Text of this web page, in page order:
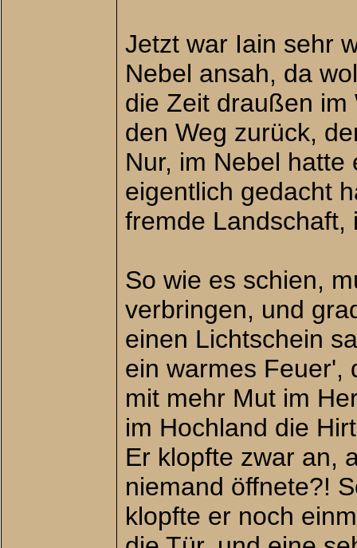
Jetzt war Iain sehr
Nebel ansah, da
die Zeit draußen im
den Weg zurück,
Nur, im Nebel
eigentlich gedacht
fremde Landschaft,
So wie es schien,
verbringen, und
einen Lichtschein
ein warmes Feuer',
mit mehr Mut im
im Hochland die
Er klopfte zwar an,
niemand öffnete?!
klopfte er noch